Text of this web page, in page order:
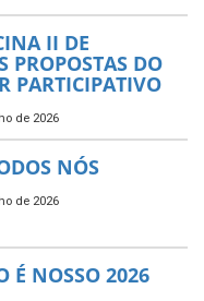
II DE
PROPOSTAS DO
PARTICIPATIVO
de 2026
NÓS
de 2026
É NOSSO 2026